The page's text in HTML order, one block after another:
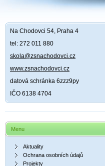
Na Chodovci 54, Praha 4
tel: 272 011 880
skola@zsnachodovci.cz
www.zsnachodovci.cz
datová schránka 6zzz9py
IČO 6138 4704
Menu
Aktuality
Ochrana osobních údajů
Projekty